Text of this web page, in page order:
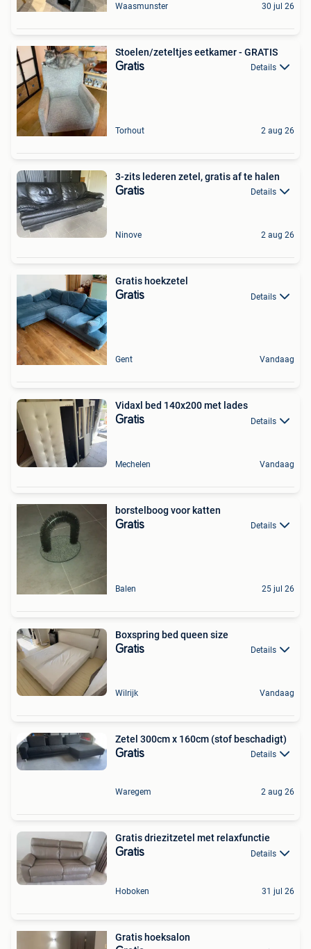
Waasmunster 30 jul 26
Stoelen/zeteltjes eetkamer - GRATIS
Gratis Details
Torhout 2 aug 26
3-zits lederen zetel, gratis af te halen
Gratis Details
Ninove 2 aug 26
Gratis hoekzetel
Gratis Details
Gent Vandaag
Vidaxl bed 140x200 met lades
Gratis Details
Mechelen Vandaag
borstelboog voor katten
Gratis Details
Balen 25 jul 26
Boxspring bed queen size
Gratis Details
Wilrijk Vandaag
Zetel 300cm x 160cm (stof beschadigt)
Gratis Details
Waregem 2 aug 26
Gratis driezitzetel met relaxfunctie
Gratis Details
Hoboken 31 jul 26
Gratis hoeksalon